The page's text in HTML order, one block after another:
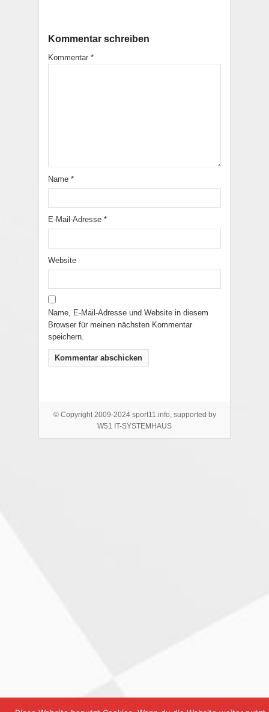
Kommentar schreiben
Kommentar *
Name *
E-Mail-Adresse *
Website
Name, E-Mail-Adresse und Website in diesem
Browser für meinen nächsten Kommentar
speichern.
© Copyright 2009-2024 sport11.info, supported by
W51 IT-SYSTEMHAUS